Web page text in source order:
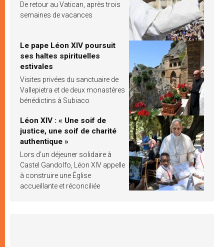
De retour au Vatican, après trois
semaines de vacances
Le pape Léon XIV poursuit
ses haltes spirituelles
estivales
Visites privées du sanctuaire de
Vallepietra et de deux monastères
bénédictins à Subiaco
Léon XIV : « Une soif de
justice, une soif de charité
authentique »
Lors d’un déjeuner solidaire à
Castel Gandolfo, Léon XIV appelle
à construire une Église
accueillante et réconciliée